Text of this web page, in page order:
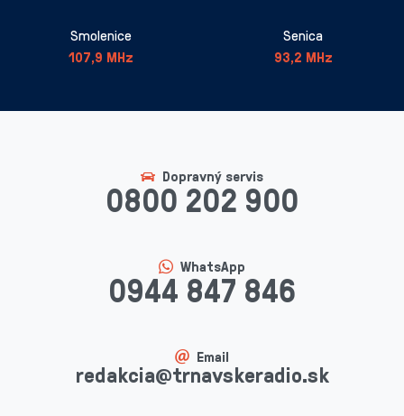
Smolenice
107,9 MHz
Senica
93,2 MHz
Dopravný servis
0800 202 900
WhatsApp
0944 847 846
Email
redakcia@trnavskeradio.sk